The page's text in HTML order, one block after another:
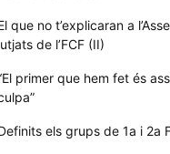
que no t’explicaran a
de l’FCF (II)
primer que hem fet és
els grups de 1a i 2a